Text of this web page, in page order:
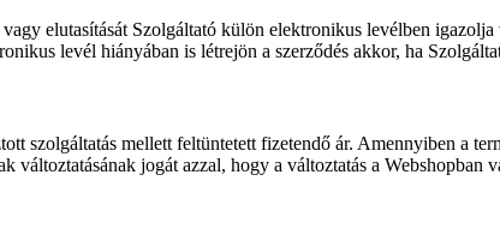
elutasítását Szolgáltató külön elektronikus levélben
levél hiányában is létrejön a szerződés akkor, ha
szolgáltatás mellett feltüntetett fizetendő ár. Amennyiben a
változtatásának jogát azzal, hogy a változtatás a